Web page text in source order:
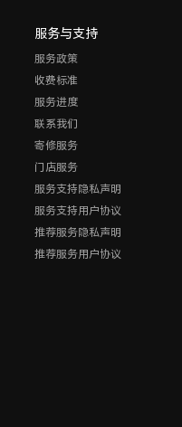
服务与支持
服务政策
收费标准
服务进度
联系我们
寄修服务
门店服务
服务支持隐私声明
服务支持用户协议
推荐服务隐私声明
推荐服务用户协议